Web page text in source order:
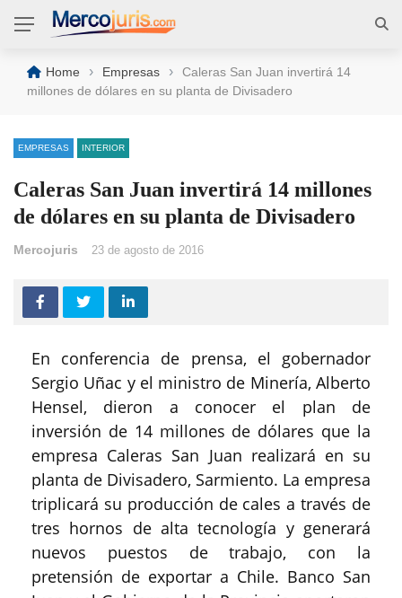
Home › Empresas ›
Caleras San Juan invertirá 14
millones de dólares en su planta de Divisadero
EMPRESAS INTERIOR
Caleras San Juan invertirá 14 millones
de dólares en su planta de Divisadero
Mercojuris 23 de agosto de 2016
En conferencia de prensa, el gobernador
Sergio Uñac y el ministro de Minería, Alberto
Hensel, dieron a conocer el plan de
inversión de 14 millones de dólares que la
empresa Caleras San Juan realizará en su
planta de Divisadero, Sarmiento. La empresa
triplicará su producción de cales a través de
tres hornos de alta tecnología y generará
nuevos puestos de trabajo, con la
pretensión de exportar a Chile. Banco San